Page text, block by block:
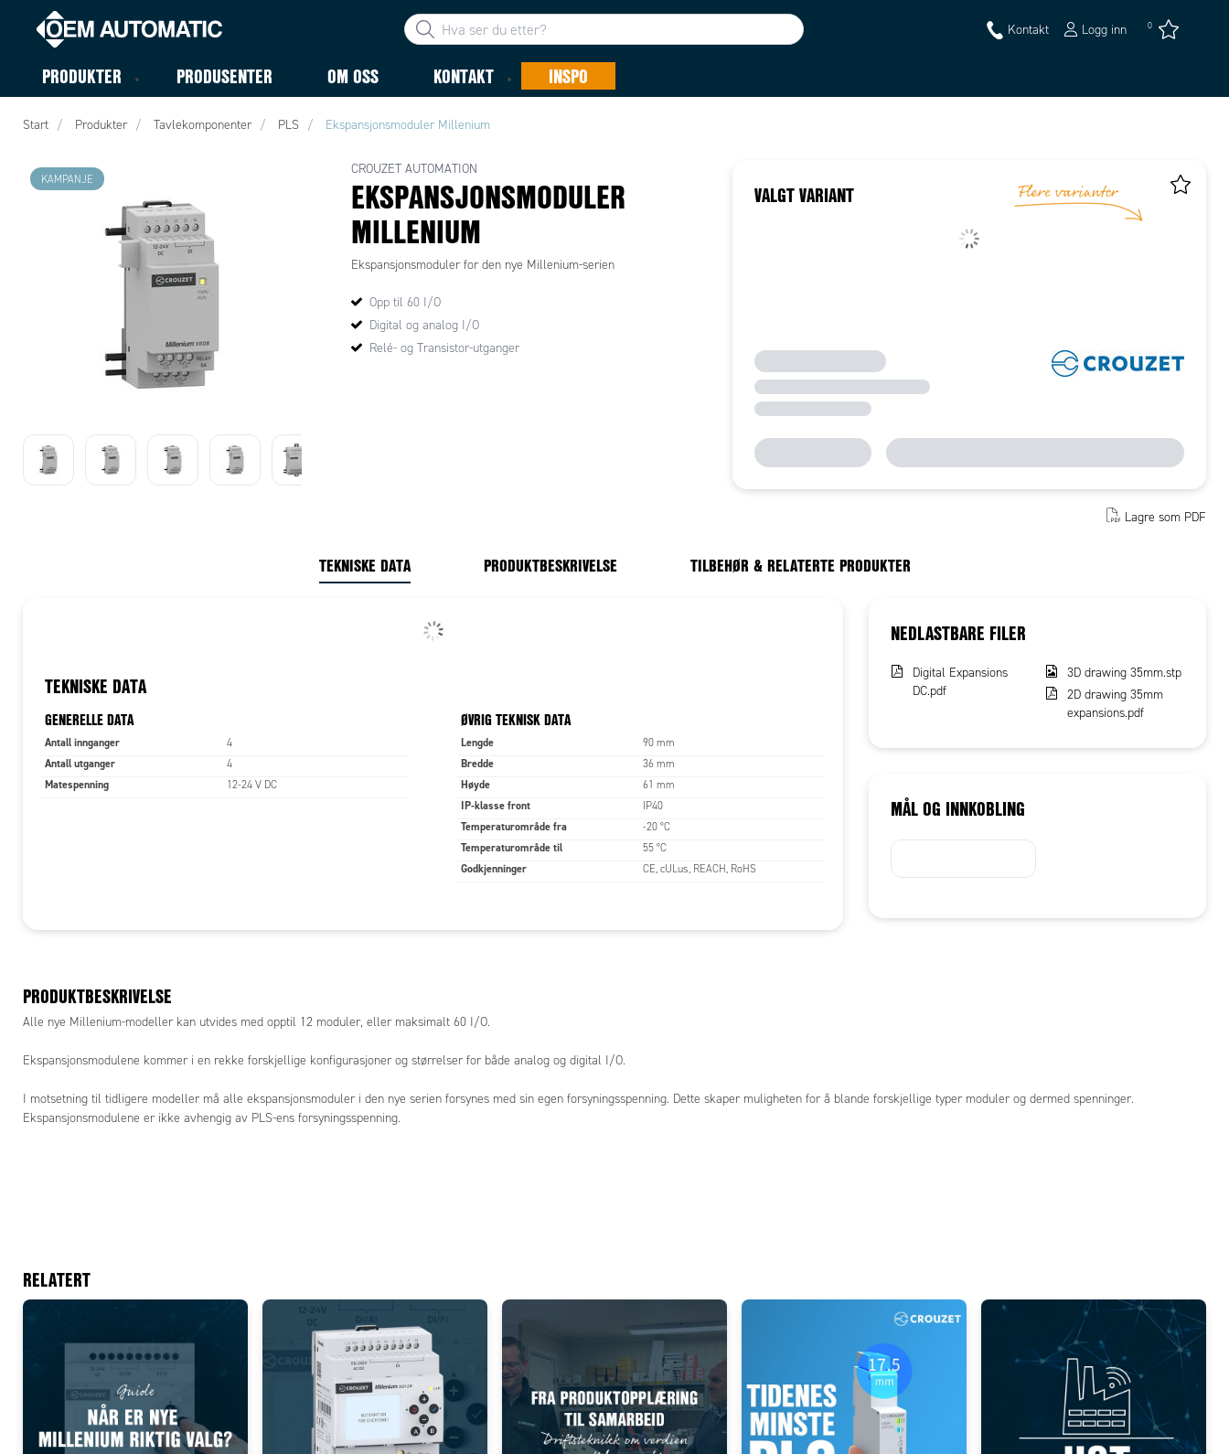
Kontakt Logg inn 0
PRODUKTER PRODUSENTER OM OSS KONTAKT INSPO
Start Produkter Tavlekomponenter PLS Ekspansjonsmoduler Millenium
KAMPANJE
CROUZET AUTOMATION
EKSPANSJONSMODULER
MILLENIUM
Ekspansjonsmoduler for den nye Millenium-serien
Opp til 60 I/O
Digital og analog I/O
Relé- og Transistor-utganger
VALGT VARIANT
Lagre som PDF
TEKNISKE DATA PRODUKTBESKRIVELSE TILBEHØR & RELATERTE PRODUKTER
TEKNISKE DATA
GENERELLE DATA
Antall innganger 4
Antall utganger 4
Matespenning 12-24 V DC
ØVRIG TEKNISK DATA
Lengde 90 mm
Bredde 36 mm
Høyde 61 mm
IP-klasse front IP40
Temperaturområde fra -20 °C
Temperaturområde til 55 °C
Godkjenninger CE, cULus, REACH, RoHS
NEDLASTBARE FILER
Digital Expansions
DC.pdf
3D drawing 35mm.stp
2D drawing 35mm
expansions.pdf
MÅL OG INNKOBLING
PRODUKTBESKRIVELSE
Alle nye Millenium-modeller kan utvides med opptil 12 moduler, eller maksimalt 60 I/O.
Ekspansjonsmodulene kommer i en rekke forskjellige konfigurasjoner og størrelser for både analog og digital I/O.
I motsetning til tidligere modeller må alle ekspansjonsmoduler i den nye serien forsynes med sin egen forsyningsspenning. Dette skaper muligheten for å blande forskjellige typer moduler og dermed spenninger.
Ekspansjonsmodulene er ikke avhengig av PLS-ens forsyningsspenning.
Add to existing cart row Add as new cart row
RELATERT